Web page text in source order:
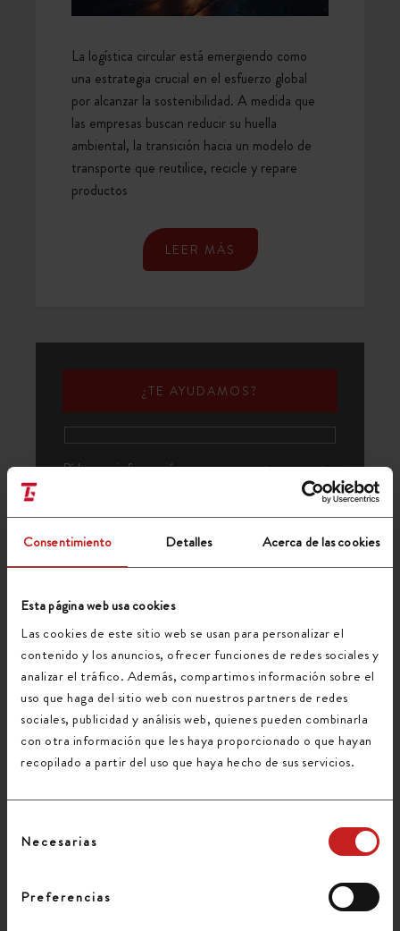
Consentimiento Detalles Acerca de las cookies
Esta página web usa cookies
Las cookies de este sitio web se usan para personalizar el
contenido y los anuncios, ofrecer funciones de redes sociales y
analizar el tráfico. Además, compartimos información sobre el
uso que haga del sitio web con nuestros partners de redes
sociales, publicidad y análisis web, quienes pueden combinarla
con otra información que les haya proporcionado o que hayan
recopilado a partir del uso que haya hecho de sus servicios.
Necesarias
Preferencias
La logística circular está emergiendo como
una estrategia crucial en el esfuerzo global
por alcanzar la sostenibilidad. A medida que
las empresas buscan reducir su huella
ambiental, la transición hacia un modelo de
transporte que reutilice, recicle y repare
productos
LEER MÁS
¿TE AYUDAMOS?
Pídenos información y presupuesto para tus
necesidades de logística y distribución
completando el siguiente formulario:
Nombre (requerido)
Teléfono
Asunto (requerido)
Mensaje